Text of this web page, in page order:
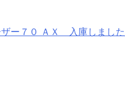
ザー７０ ＡＸ 入庫しました